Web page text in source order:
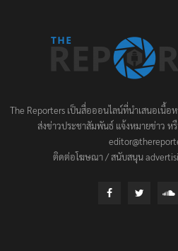
The Reporters เป็นสื่อออนไลน์ที่นำเสนอเนื้อ
ส่งข่าวประชาสัมพันธ์ แจ้งหมายข่าว
ติดต่อโฆษณา / สนับสนุน